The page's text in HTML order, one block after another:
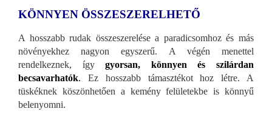
KÖNNYEN ÖSSZESZERELHETŐ
A hosszabb rudak összeszerelése a paradicsomhoz és más
növényekhez nagyon egyszerű. A végén menettel
rendelkeznek, ígygyorsan, könnyen és szilárdan
becsavarhatók. Ez hosszabb támasztékot hoz létre. A
tüskéknek köszönhetően a kemény felületekbe is könnyű
belenyomni.